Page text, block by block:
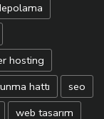
hosting
hattı
seo
web tasarım